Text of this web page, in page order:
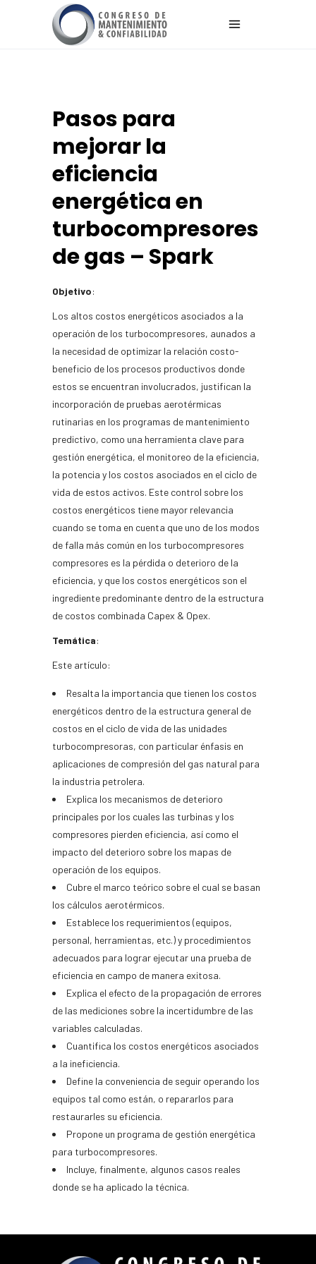
Pasos para
mejorar la
eficiencia
energética en
turbocompresores
de gas – Spark
Objetivo:
Los altos costos energéticos asociados a la
operación de los turbocompresores, aunados a
la necesidad de optimizar la relación costo-
beneficio de los procesos productivos donde
estos se encuentran involucrados, justifican la
incorporación de pruebas aerotérmicas
rutinarias en los programas de mantenimiento
predictivo, como una herramienta clave para
gestión energética, el monitoreo de la eficiencia,
la potencia y los costos asociados en el ciclo de
vida de estos activos. Este control sobre los
costos energéticos tiene mayor relevancia
cuando se toma en cuenta que uno de los modos
de falla más común en los turbocompresores
compresores es la pérdida o deterioro de la
eficiencia, y que los costos energéticos son el
ingrediente predominante dentro de la estructura
de costos combinada Capex & Opex.
Temática:
Este artículo:
Resalta la importancia que tienen los costos
energéticos dentro de la estructura general de
costos en el ciclo de vida de las unidades
turbocompresoras, con particular énfasis en
aplicaciones de compresión del gas natural para
la industria petrolera.
Explica los mecanismos de deterioro
principales por los cuales las turbinas y los
compresores pierden eficiencia, así como el
impacto del deterioro sobre los mapas de
operación de los equipos.
Cubre el marco teórico sobre el cual se basan
los cálculos aerotérmicos.
Establece los requerimientos (equipos,
personal, herramientas, etc.) y procedimientos
adecuados para lograr ejecutar una prueba de
eficiencia en campo de manera exitosa.
Explica el efecto de la propagación de errores
de las mediciones sobre la incertidumbre de las
variables calculadas.
Cuantifica los costos energéticos asociados
a la ineficiencia.
Define la conveniencia de seguir operando los
equipos tal como están, o repararlos para
restaurarles su eficiencia.
Propone un programa de gestión energética
para turbocompresores.
Incluye, finalmente, algunos casos reales
donde se ha aplicado la técnica.